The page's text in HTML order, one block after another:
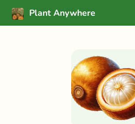
Plant Anywhere